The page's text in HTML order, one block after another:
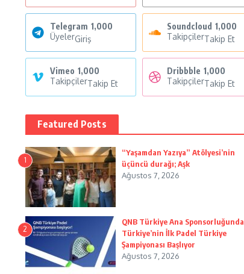
Telegram 1,000
ÜyelerGiriş
Soundcloud 1,000
TakipçilerTakip Et
Vimeo 1,000
TakipçilerTakip Et
Dribbble 1,000
TakipçilerTakip Et
Featured Posts
1
“Yaşamdan Yazıya” Atölyesi’nin
üçüncü durağı; Aşk
Ağustos 7, 2026
2
QNB Türkiye Ana Sponsorluğunda
Türkiye’nin İlk Padel Türkiye
Şampiyonası Başlıyor
Ağustos 7, 2026